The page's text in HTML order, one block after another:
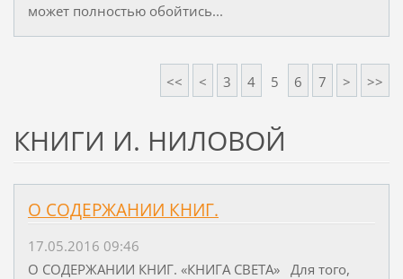
может полностью обойтись...
<< < 3 4 5 6 7 > >>
КНИГИ И. НИЛОВОЙ
О СОДЕРЖАНИИ КНИГ.
17.05.2016 09:46
О СОДЕРЖАНИИ КНИГ. «КНИГА СВЕТА» Для того,